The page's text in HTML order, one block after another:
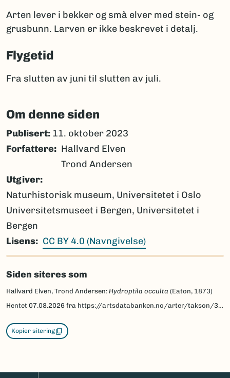
Arten lever i bekker og små elver med stein- og
grusbunn. Larven er ikke beskrevet i detalj.
Flygetid
Fra slutten av juni til slutten av juli.
Om denne siden
Publisert: 11. oktober 2023
Forfattere
Hallvard Elven
Trond Andersen
Utgiver
Naturhistorisk museum, Universitetet i Oslo
Universitetsmuseet i Bergen, Universitetet i
Bergen
Lisens
CC BY 4.0 (Navngivelse)
Siden siteres som
Hallvard Elven, Trond Andersen: Hydroptila occulta (Eaton, 1873)
Hentet 07.08.2026 fra https://artsdatabanken.no/arter/takson/32749/beskrivelse
Kopier sitering